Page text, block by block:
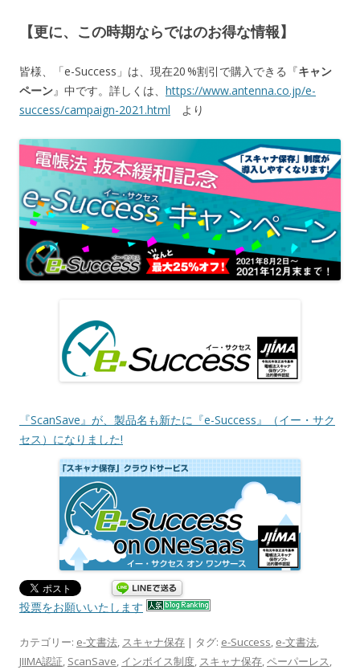
【更に、この時期ならではのお得な情報】
皆様、「e-Success」は、現在20 %割引で購入できる『キャン
ペーン』中です。詳しくは、 https://www.antenna.co.jp/e-
success/campaign-2021.html より
『ScanSave』が、製品名も新たに『e-Success』（イー・サク
セス）になりました!
投票をお願いいたします
カテゴリー: e-文書法, スキャナ保存 | タグ: e-Success, e-文書法,
JIIMA認証, ScanSave, インボイス制度, スキャナ保存,ペーパーレス,